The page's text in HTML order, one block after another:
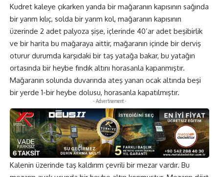
Kudret kaleye çıkarken yanda bir mağaranın kapısının sağında
bir yarım kılıç, solda bir yarım kol, mağaranın kapısının
üzerinde 2 adet palyoza şişe, içlerinde 40’ar adet beşibirlik
ve bir harita bu mağaraya aittir, mağaranın içinde bir derviş
oturur durumda karşıdaki bir taş yatağa bakar, bu yatağın
ortasında bir heybe fındık altını horasanla kapanmıştır.
Mağaranın solunda duvarında ateş yanan ocak altında beşi
bir yerde 1-bir heybe dolusu, horasanla kapatılmıştır.
- Advertisement -
Kalenin üzerinde taş kaldırım çevrili bir mezar vardır. Bu